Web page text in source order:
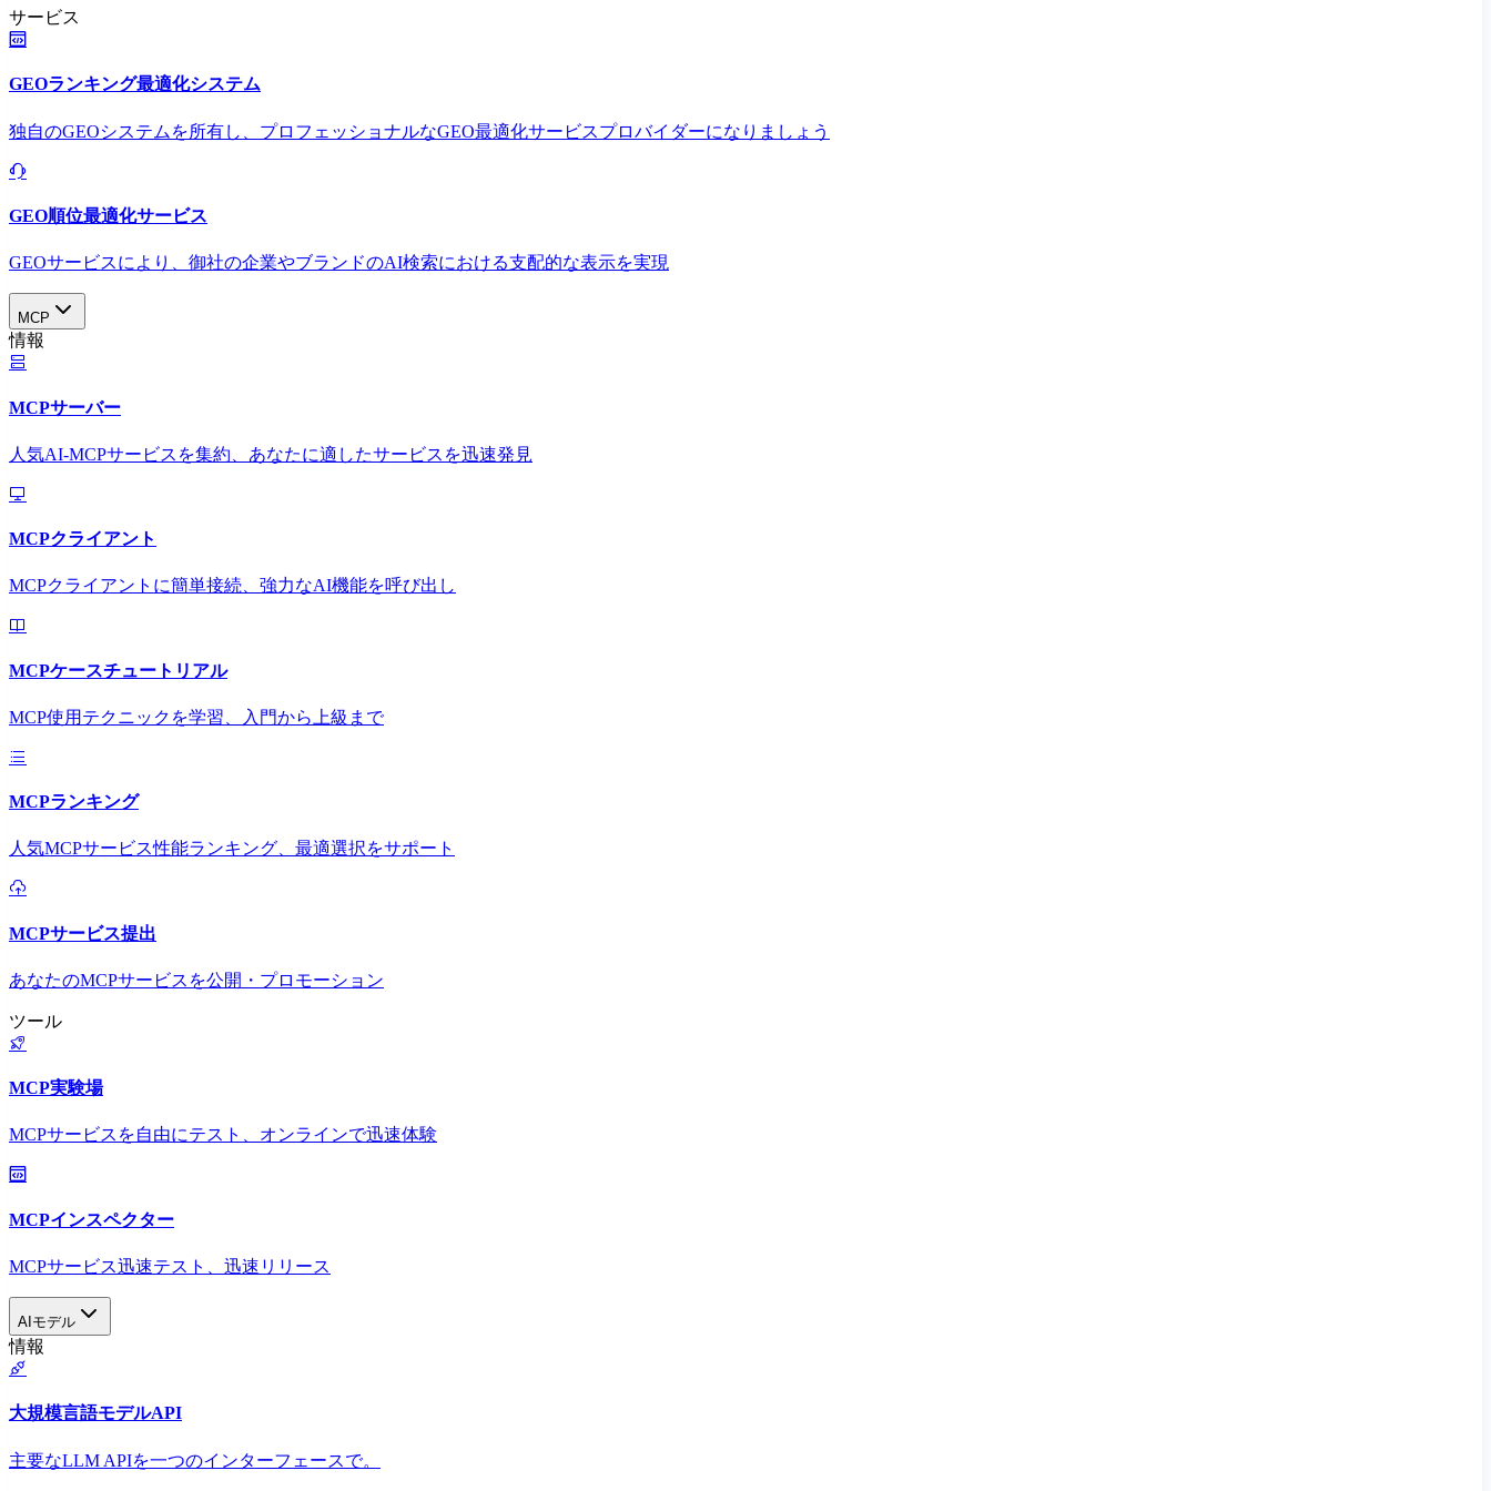
サービス
GEOランキング最適化システム
独自のGEOシステムを所有し、プロフェッショナルなGEO最適化サービスプロバイダーになりましょう
GEO順位最適化サービス
GEOサービスにより、御社の企業やブランドのAI検索における支配的な表示を実現​
MCP
情報
MCPサーバー
人気AI-MCPサービスを集約、あなたに適したサービスを迅速発見
MCPクライアント
MCPクライアントに簡単接続、強力なAI機能を呼び出し
MCPケースチュートリアル
MCP使用テクニックを学習、入門から上級まで
MCPランキング
人気MCPサービス性能ランキング、最適選択をサポート
MCPサービス提出
あなたのMCPサービスを公開・プロモーション
ツール
MCP実験場
MCPサービスを自由にテスト、オンラインで迅速体験
MCPインスペクター
MCPサービス迅速テスト、迅速リリース
AIモデル
情報
大規模言語モデルAPI
主要なLLM APIを一つのインターフェースで。